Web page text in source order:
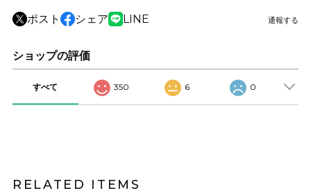
ポスト シェア LINE 通報する
ショップの評価
すべて 350 6 0
RELATED ITEMS